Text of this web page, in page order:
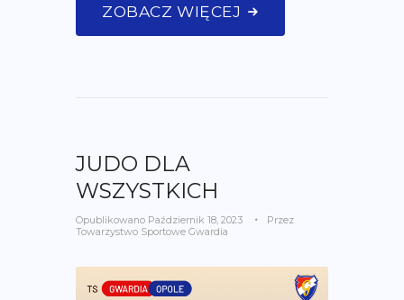
ZOBACZ WIĘCEJ
JUDO DLA
WSZYSTKICH
Opublikowano Październik 18, 2023
Przez
Towarzystwo Sportowe Gwardia